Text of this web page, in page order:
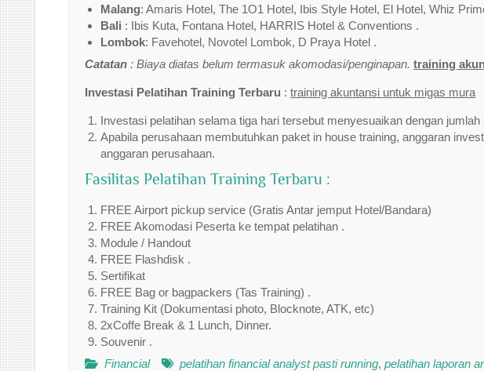
Malang: Amaris Hotel, The 1O1 Hotel, Ibis Style Hotel, El Hotel, Whiz
Bali : Ibis Kuta, Fontana Hotel, HARRIS Hotel & Conventions .
Lombok: Favehotel, Novotel Lombok, D Praya Hotel .
Catatan : Biaya diatas belum termasuk akomodasi/penginapan. training
Investasi Pelatihan Training Terbaru : training akuntansi untuk migas mura
Investasi pelatihan selama tiga hari tersebut menyesuaikan dengan
Apabila perusahaan membutuhkan paket in house training, anggaran
anggaran perusahaan.
Fasilitas Pelatihan Training Terbaru :
FREE Airport pickup service (Gratis Antar jemput Hotel/Bandara)
FREE Akomodasi Peserta ke tempat pelatihan .
Module / Handout
FREE Flashdisk .
Sertifikat
FREE Bag or bagpackers (Tas Training) .
Training Kit (Dokumentasi photo, Blocknote, ATK, etc)
2xCoffe Break & 1 Lunch, Dinner.
Souvenir .
Financial
pelatihan financial analyst pasti running, pelatihan laporan